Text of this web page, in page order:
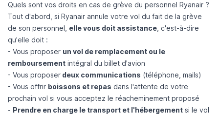
Quels sont vos droits en cas de grève du personnel Ryanair ?
Tout d'abord, si Ryanair annule votre vol du fait de la grève
de son personnel, elle vous doit assistance , c'est-à-dire
qu'elle doit :
- Vous proposer un vol de remplacement ou le
remboursement intégral du billet d'avion
- Vous proposer deux communications (téléphone, mails)
- Vous offrir boissons et repas dans l'attente de votre
prochain vol si vous acceptez le réacheminement proposé
- Prendre en charge le transport et l'hébergement si le vol